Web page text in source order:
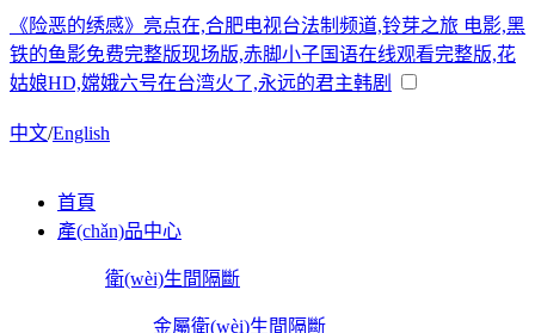
《险恶的绣感》亮点在,合肥电视台法制频道,铃芽之旅 电影,黑
铁的鱼影免费完整版现场版,赤脚小子国语在线观看完整版,花
姑娘HD,嫦娥六号在台湾火了,永远的君主韩剧
中文/English
首頁
產(chǎn)品中心
衛(wèi)生間隔斷
金屬衛(wèi)生間隔斷